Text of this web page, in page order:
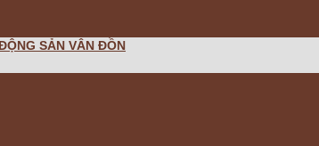
SẢN VÂN ĐỒN